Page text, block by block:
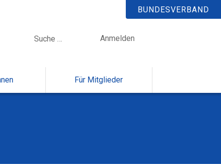
BUNDESVERBAND
Anmelden
Für Mitglieder